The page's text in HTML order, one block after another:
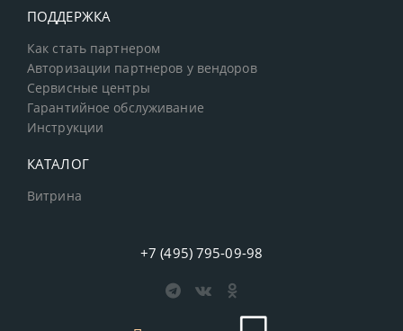
ПОДДЕРЖКА
Как стать партнером
Авторизации партнеров у вендоров
Сервисные центры
Гарантийное обслуживание
Инструкции
КАТАЛОГ
Витрина
+7 (495) 795-09-98